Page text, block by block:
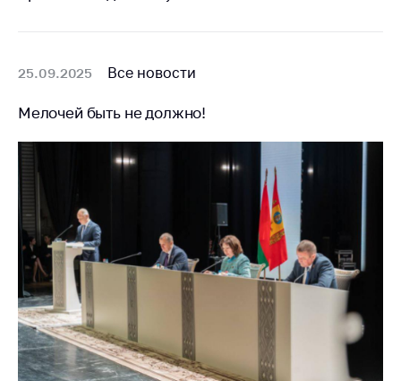
25.09.2025 Все новости
Мелочей быть не должно!